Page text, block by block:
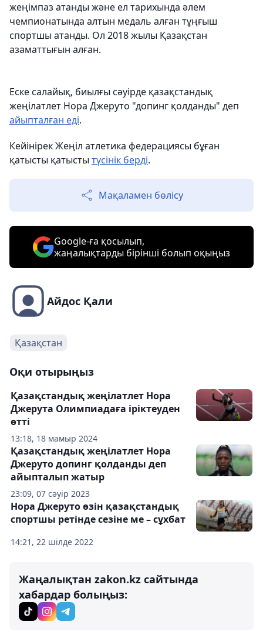
жеңімпаз атанды және ел тарихында әлем
чемпионатында алтын медаль алған тұңғыш
спортшы атанды. Ол 2018 жылы Қазақстан
азаматтығын алған.
Еске салайық, биылғы сәуірде қазақстандық
жеңілатлет Нора Джеруто "допинг қолданды" деп
айыпталған еді.
Кейінірек Жеңіл атлетика федерациясы бұған
қатысты қатысты түсінік берді.
Мақаламен бөлісу
Google-ға қосылып,
жаңалықтарды бірінші болып оқыңыз
Айдос Қали
Қазақстан
Оқи отырыңыз
13:18, 18 мамыр 2024
Қазақстандық жеңілатлет Нора
Джерута Олимпиадаға іріктеуден
өтті
23:09, 07 сәуір 2023
Қазақстандық жеңілатлет Нора
Джеруто допинг қолданды деп
айыпталып жатыр
14:21, 22 шілде 2022
Нора Джеруто өзін қазақстандық
спортшы ретінде сезіне ме – сұхбат
Жаңалықтан zakon.kz сайтында
хабардар болыңыз: